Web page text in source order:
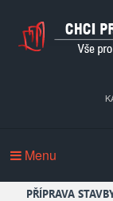
Menu
PŘÍPRAVA